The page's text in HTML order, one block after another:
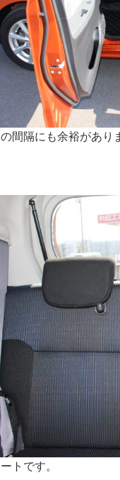
間隔にも余裕があり
トです。